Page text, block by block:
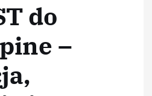
do
–